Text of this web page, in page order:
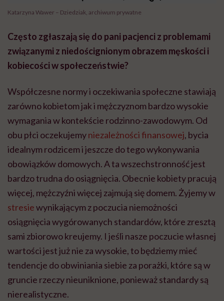
Katarzyna Wawer – Dziedziak, archiwum prywatne
Często zgłaszają się do pani pacjenci z problemami
związanymi z niedoścignionym obrazem męskości i
kobiecości w społeczeństwie?
Współczesne normy i oczekiwania społeczne stawiają
zarówno kobietom jak i mężczyznom bardzo wysokie
wymagania w kontekście rodzinno-zawodowym. Od
obu płci oczekujemyniezależności finansowej, bycia
idealnym rodzicem i jeszcze do tego wykonywania
obowiązków domowych. A ta wszechstronność jest
bardzo trudna do osiągnięcia. Obecnie kobiety pracują
więcej, mężczyźni więcej zajmują się domem. Żyjemy w
stresiewynikającym z poczucia niemożności
osiągnięcia wygórowanych standardów, które zresztą
sami zbiorowo kreujemy. I jeśli nasze poczucie własnej
wartości jest już nie za wysokie, to będziemy mieć
tendencje do obwiniania siebie za porażki, które są w
gruncie rzeczy nieuniknione, ponieważ standardy są
nierealistyczne.